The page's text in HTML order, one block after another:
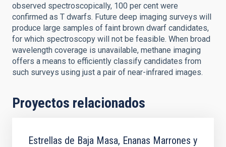
observed spectroscopically, 100 per cent were
confirmed as T dwarfs. Future deep imaging surveys will
produce large samples of faint brown dwarf candidates,
for which spectroscopy will not be feasible. When broad
wavelength coverage is unavailable, methane imaging
offers a means to efficiently classify candidates from
such surveys using just a pair of near-infrared images.
Proyectos relacionados
Estrellas de Baja Masa, Enanas Marrones y